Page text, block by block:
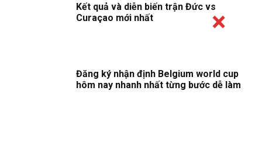
Kết quả và diễn biến trận Đức vs
Curaçao mới nhất
Đăng ký nhận định Belgium world cup
hôm nay nhanh nhất từng bước dễ làm